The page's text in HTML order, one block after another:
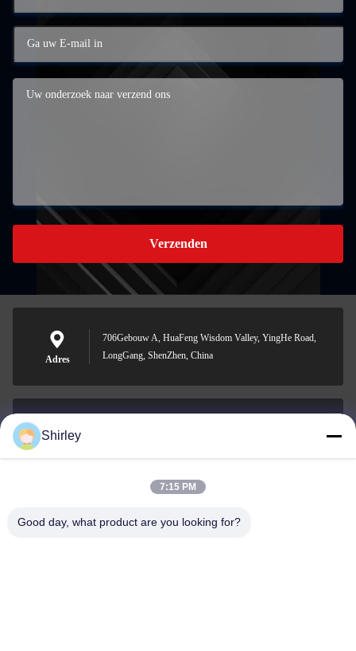
Verzenden
Adres
706Gebouw A, HuaFeng Wisdom Valley, YingHe Road,
LongGang, ShenZhen, China
0086-18148506772
Shirley
7:15 PM
Good day, what product are you looking for?